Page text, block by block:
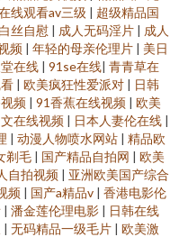
线观看av三级 | 超级精品国
丝自慰 | 成人无码淫片 | 成人
频 | 年轻的母亲伦理片 | 美日
在线 | 91se在线| 青青草在
| 欧美疯狂性爱派对 | 日韩
频 | 91香蕉在线视频 | 欧美
在线视频 | 日本人妻伦在线 |
| 动漫人物喷水网站 | 精品欧
剃毛 | 国产精品自拍网 | 欧美
自拍视频 | 亚洲欧美国产综合
频 | 国产a精品v | 香港电影伦
| 潘金莲伦理电影 | 日韩在线
| 无码精品一级毛片 | 欧美激